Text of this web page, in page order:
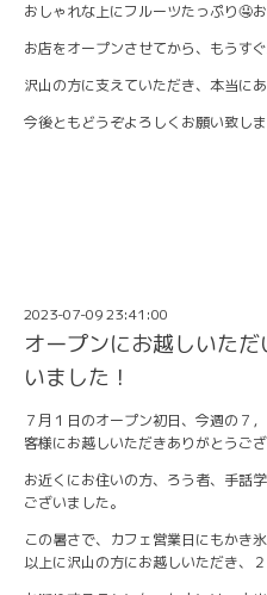
おしゃれな上にフルーツたっぷり🤤
お店をオープンさせてから、もうすぐ
沢山の方に支えていただき、本当に
今後ともどうぞよろしくお願い致しま
2023-07-09 23:41:00
オープンにお越しいた
いました！
７月１日のオープン初日、今週の７
客様にお越しいただきありがとうござ
お近くにお住いの方、ろう者、手話
ございました。
この暑さで、カフェ営業日にもかき
以上に沢山の方にお越しいただき、